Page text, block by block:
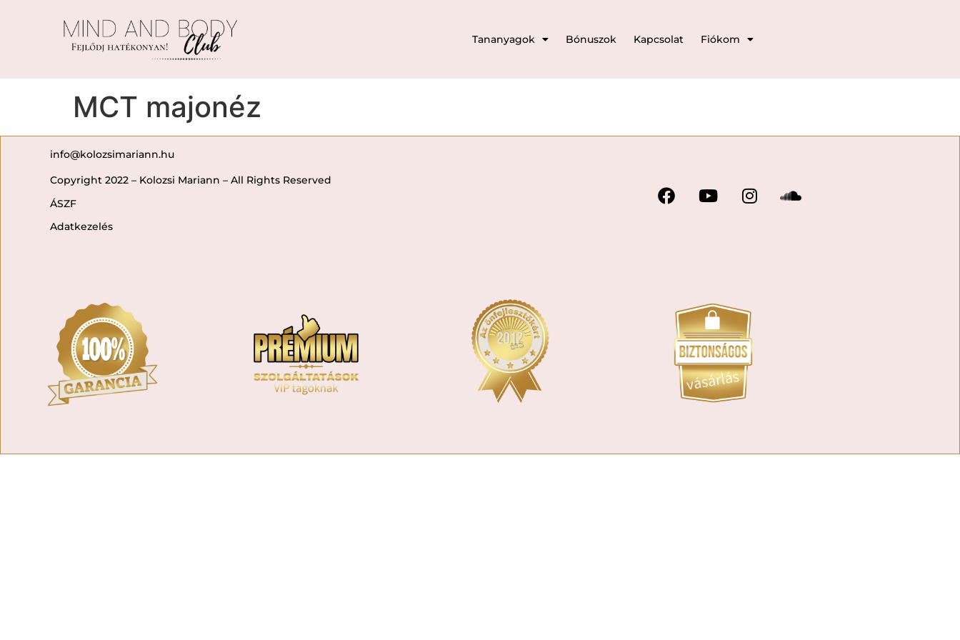
Tananyagok Bónuszok Kapcsolat Fiókom
MCT majonéz
info@kolozsimariann.hu
Copyright 2022 – Kolozsi Mariann – All Rights Reserved
ÁSZF
Adatkezelés